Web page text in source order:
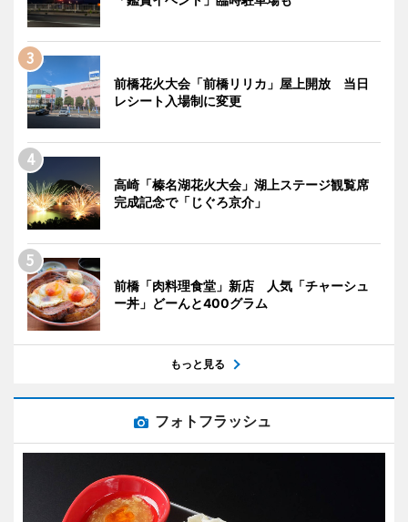
前橋花火大会「前橋リリカ」屋上開放 当日
レシート入場制に変更
高崎「榛名湖花火大会」湖上ステージ観覧席
完成記念で「じぐろ京介」
前橋「肉料理食堂」新店 人気「チャーシュ
ー丼」どーんと400グラム
もっと見る
フォトフラッシュ